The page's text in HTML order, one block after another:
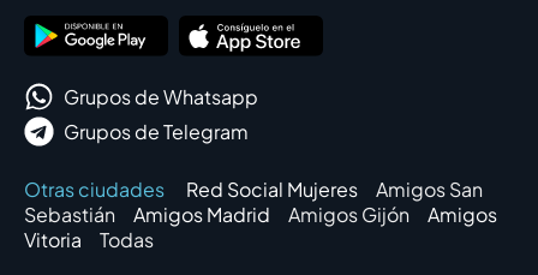
Grupos de Whatsapp
Grupos de Telegram
Otras ciudades Red Social Mujeres
Amigos San
Sebastián
Amigos Madrid Amigos Gijón
Amigos
Vitoria
Todas